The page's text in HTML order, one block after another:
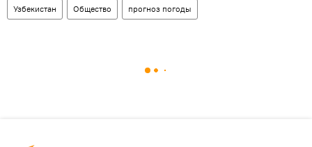
Узбекистан Общество прогноз погоды